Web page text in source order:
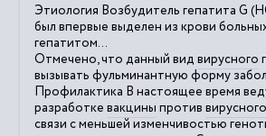
Этиология Возбудитель гепатита G
был впервые выделен из крови
гепатитом...
Отмечено, что данный вид вирусного
вызывать фульминантную форму
Профилактика В настоящее время
разработке вакцины против вирусного
связи с меньшей изменчивостью